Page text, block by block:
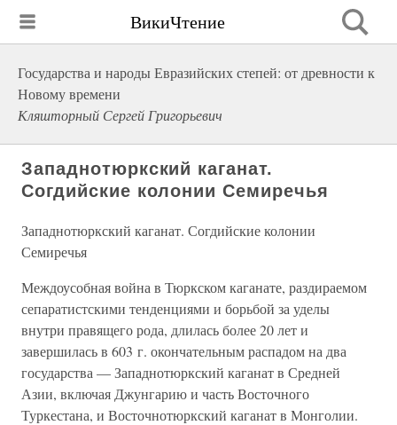
ВикиЧтение
Государства и народы Евразийских степей: от древности к
Новому времени
Кляшторный Сергей Григорьевич
Западнотюркский каганат.
Согдийские колонии Семиречья
Западнотюркский каганат. Согдийские колонии
Семиречья
Междоусобная война в Тюркском каганате, раздираемом
сепаратистскими тенденциями и борьбой за уделы
внутри правящего рода, длилась более 20 лет и
завершилась в 603 г. окончательным распадом на два
государства — Западнотюркский каганат в Средней
Азии, включая Джунгарию и часть Восточного
Туркестана, и Восточнотюркский каганат в Монголии.